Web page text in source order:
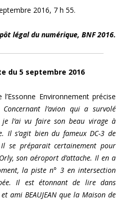
2016, 7 h 55.
légal du numérique, BNF 2016.
du 5 septembre 2016
Environnement précise
Concernant l’avion qui a survolé
je l’ai vu faire son beau virage à
Il s’agit bien du fameux DC-3 de
Il se préparait certainement pour
son aéroport d’attache. Il en a
la piste n° 3 en intersection
Il est étonnant de lire dans
ami BEAUJEAN que la Maison de